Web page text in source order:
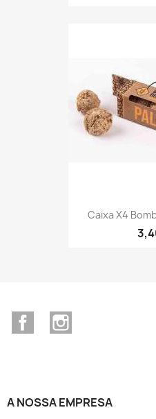
Caixa X4
Facebook
A NOSSA EMPRESA